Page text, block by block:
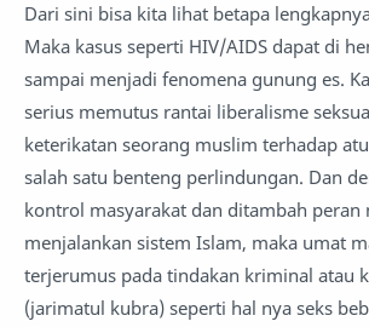
Dari sini bisa kita lihat betapa
Maka kasus seperti HIV/AIDS dapat di
sampai menjadi fenomena gunung es.
serius memutus rantai liberalisme
keterikatan seorang muslim terhadap
salah satu benteng perlindungan. Dan
kontrol masyarakat dan ditambah peran
menjalankan sistem Islam, maka umat
terjerumus pada tindakan kriminal atau
(jarimatul kubra) seperti hal nya seks